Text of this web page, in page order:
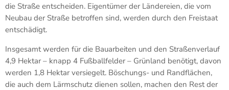
die Straße entscheiden. Eigentümer der Ländereien, die vom
Neubau der Straße betroffen sind, werden durch den Freistaat
entschädigt.
Insgesamt werden für die Bauarbeiten und den Straßenverlauf
4,9 Hektar – knapp 4 Fußballfelder – Grünland benötigt, davon
werden 1,8 Hektar versiegelt. Böschungs- und Randflächen,
die auch dem Lärmschutz dienen sollen, machen den Rest der